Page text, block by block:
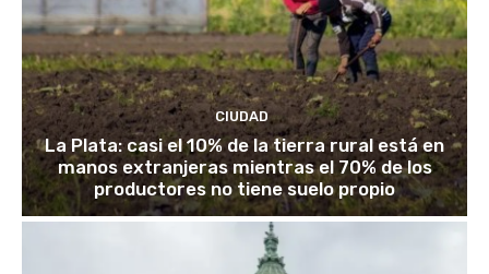
CIUDAD
La Plata: casi el 10% de la tierra rural está en
manos extranjeras mientras el 70% de los
productores no tiene suelo propio